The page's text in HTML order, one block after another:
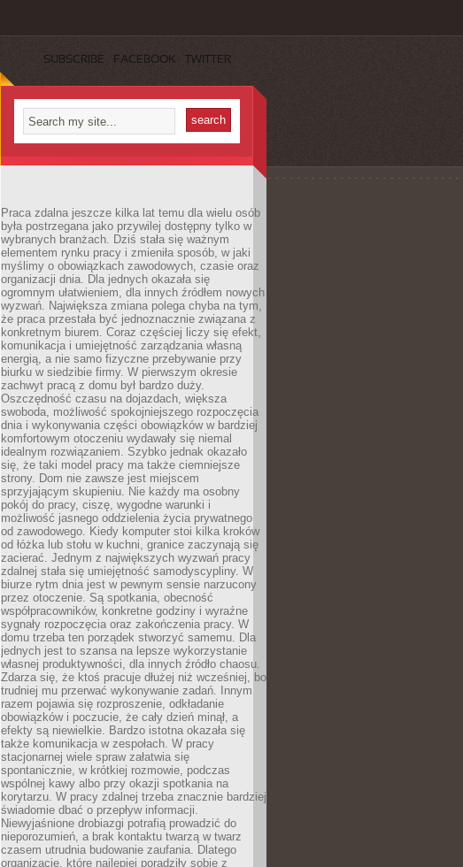
SUBSCRIBE FACEBOOK TWITTER
Praca zdalna jeszcze kilka lat temu dla wielu osób
była postrzegana jako przywilej dostępny tylko w
wybranych branżach. Dziś stała się ważnym
elementem rynku pracy i zmieniła sposób, w jaki
myślimy o obowiązkach zawodowych, czasie oraz
organizacji dnia. Dla jednych okazała się
ogromnym ułatwieniem, dla innych źródłem nowych
wyzwań. Największa zmiana polega chyba na tym,
że praca przestała być jednoznacznie związana z
konkretnym biurem. Coraz częściej liczy się efekt,
komunikacja i umiejętność zarządzania własną
energią, a nie samo fizyczne przebywanie przy
biurku w siedzibie firmy. W pierwszym okresie
zachwyt pracą z domu był bardzo duży.
Oszczędność czasu na dojazdach, większa
swoboda, możliwość spokojniejszego rozpoczęcia
dnia i wykonywania części obowiązków w bardziej
komfortowym otoczeniu wydawały się niemal
idealnym rozwiązaniem. Szybko jednak okazało
się, że taki model pracy ma także ciemniejsze
strony. Dom nie zawsze jest miejscem
sprzyjającym skupieniu. Nie każdy ma osobny
pokój do pracy, ciszę, wygodne warunki i
możliwość jasnego oddzielenia życia prywatnego
od zawodowego. Kiedy komputer stoi kilka kroków
od łóżka lub stołu w kuchni, granice zaczynają się
zacierać. Jednym z największych wyzwań pracy
zdalnej stała się umiejętność samodyscypliny. W
biurze rytm dnia jest w pewnym sensie narzucony
przez otoczenie. Są spotkania, obecność
współpracowników, konkretne godziny i wyraźne
sygnały rozpoczęcia oraz zakończenia pracy. W
domu trzeba ten porządek stworzyć samemu. Dla
jednych jest to szansa na lepsze wykorzystanie
własnej produktywności, dla innych źródło chaosu.
Zdarza się, że ktoś pracuje dłużej niż wcześniej, bo
trudniej mu przerwać wykonywanie zadań. Innym
razem pojawia się rozproszenie, odkładanie
obowiązków i poczucie, że cały dzień minął, a
efekty są niewielkie. Bardzo istotna okazała się
także komunikacja w zespołach. W pracy
stacjonarnej wiele spraw załatwia się
spontanicznie, w krótkiej rozmowie, podczas
wspólnej kawy albo przy okazji spotkania na
korytarzu. W pracy zdalnej trzeba znacznie bardziej
świadomie dbać o przepływ informacji.
Niewyjaśnione drobiazgi potrafią prowadzić do
nieporozumień, a brak kontaktu twarzą w twarz
czasem utrudnia budowanie zaufania. Dlatego
organizacje, które najlepiej poradziły sobie z